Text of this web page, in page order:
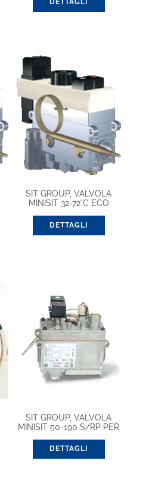
DETTAGLI
SIT GROUP, VALVOLA
MINISIT 32-72°C ECO
DETTAGLI
SIT GROUP, VALVOLA
MINISIT 50-190 S/RP PER
DETTAGLI